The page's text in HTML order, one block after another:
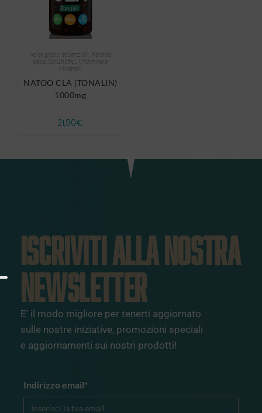
Acidi grassi essenziali , Perdita
peso, Salutistici,
Vitamine e
Minerali
NATOO CLA (TONALIN)
1000mg
21,90€
ISCRIVITI ALLA NOSTRA
NEWSLETTER
E’ il modo migliore per tenerti aggiornato
sulle nostre iniziative, promozioni speciali
e aggiornamenti sui nostri prodotti!
Indirizzo email*